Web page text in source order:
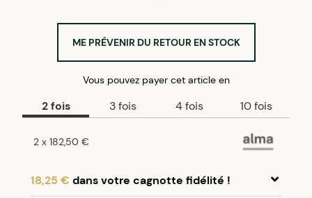
ME PRÉVENIR DU RETOUR EN STOCK
Vous pouvez payer cet articleen
2fois 3fois 4fois 10fois
2 x 182,50 €
18,25 € dans votre cagnotte fidélité !